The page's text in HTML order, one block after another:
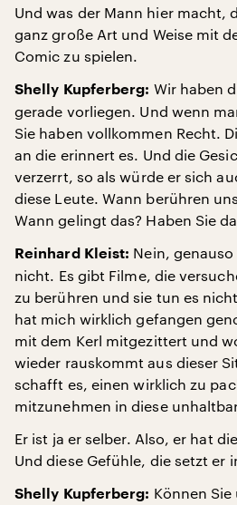
Und was der Mann hier macht,
ganz große Art und Weise mit
Comic zu spielen.
Shelly Kupferberg: Wir haben
gerade vorliegen. Und wenn
Sie haben vollkommen Recht.
an die erinnert es. Und die
verzerrt, so als würde er sich
diese Leute. Wann berühren
Wann gelingt das? Haben Sie
Reinhard Kleist: Nein,
nicht. Es gibt Filme, die
zu berühren und sie tun es
hat mich wirklich gefangen
mit dem Kerl mitgezittert und
wieder rauskommt aus dieser
schafft es, einen wirklich zu
mitzunehmen in diese
Er ist ja er selber. Also, er hat
Und diese Gefühle, die setzt er
Shelly Kupferberg: Können Sie